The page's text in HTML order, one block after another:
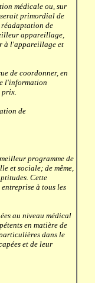
médicale ou, sur
primordial de
réadaptation de
appareillage,
à l'appareillage et
de coordonner, en
l'information
prix.
de
programme de
et sociale; de même,
Cette
à tous les
au niveau médical
en matière de
dans le
et de leur